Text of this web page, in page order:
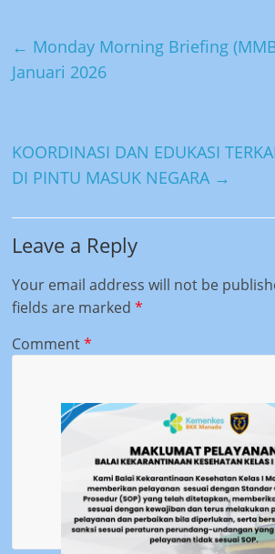
← Monday Morning Briefing
Januari 2026
KOORDINASI DAN EDUKASI
DI PINTU MASUK NEGARA →
Leave a Reply
Your email address will not be
fields are marked*
Comment*